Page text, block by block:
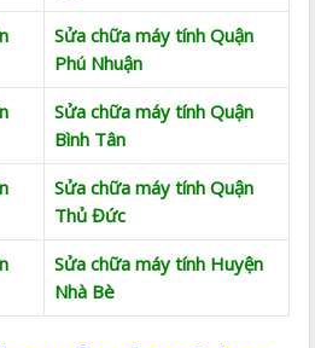
Sửa chữa máy tính Quận
Phú Nhuận
Sửa chữa máy tính Quận
Bình Tân
Sửa chữa máy tính Quận
Thủ Đức
Sửa chữa máy tính Huyện
Nhà Bè